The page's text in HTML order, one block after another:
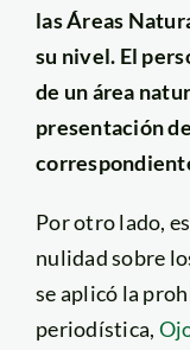
las Áreas
su nivel. El
de un área
presentación
Por otro lado,
nulidad sobre
se aplicó la
periodística,